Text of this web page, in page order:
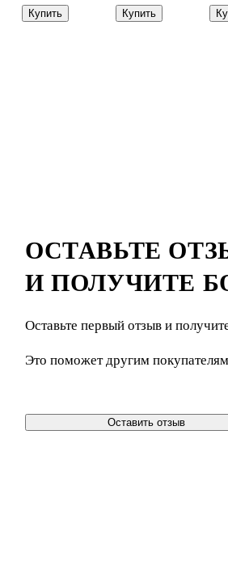
Krause, 15 г
Купить
синий 2,5 мм,
GoodMark
Купить
ОСТАВЬТЕ
И ПОЛУЧИТЕ
Оставьте первый отзыв и
Это поможет другим
Оставить отзыв